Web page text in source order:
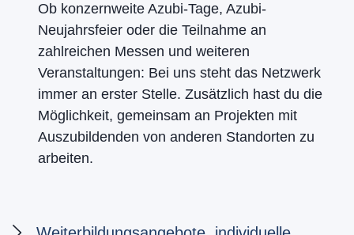
Ob konzernweite Azubi-Tage, Azubi-
Neujahrsfeier oder die Teilnahme an
zahlreichen Messen und weiteren
Veranstaltungen: Bei uns steht das Netzwerk
immer an erster Stelle. Zusätzlich hast du die
Möglichkeit, gemeinsam an Projekten mit
Auszubildenden von anderen Standorten zu
arbeiten.